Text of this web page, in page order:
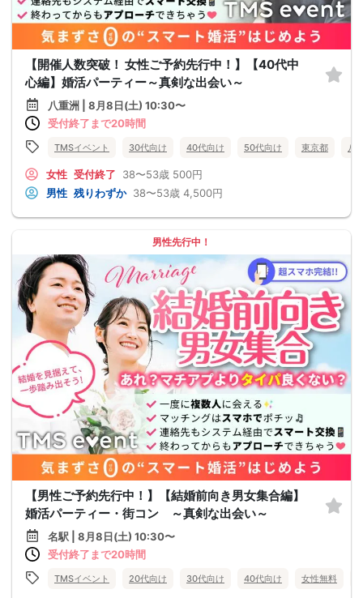
【開催人数突破！ 女性ご予約先行中！】【40代中
心編】婚活パーティー～真剣な出会い～
八重洲 | 8月8日(土) 10:30〜
受付終了まで20時間
TMSイベント 30代向け 40代向け 50代向け 東京都 八
女性 受付終了 38〜53歳 500円
男性 残りわずか 38〜53歳 4,500円
男性先行中！
【男性ご予約先行中！】【結婚前向き男女集合編】
婚活パーティー・街コン ～真剣な出会い～
名駅 | 8月8日(土) 10:30〜
受付終了まで20時間
TMSイベント 20代向け 30代向け 40代向け 女性無料